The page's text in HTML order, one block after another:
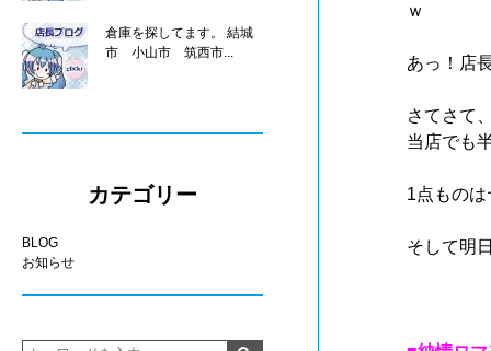
ｗ
あっ！店
さてさて
当店でも
1点もの
そして明
倉庫を探してます。 結城
市 小山市 筑西市...
カテゴリー
BLOG
お知らせ